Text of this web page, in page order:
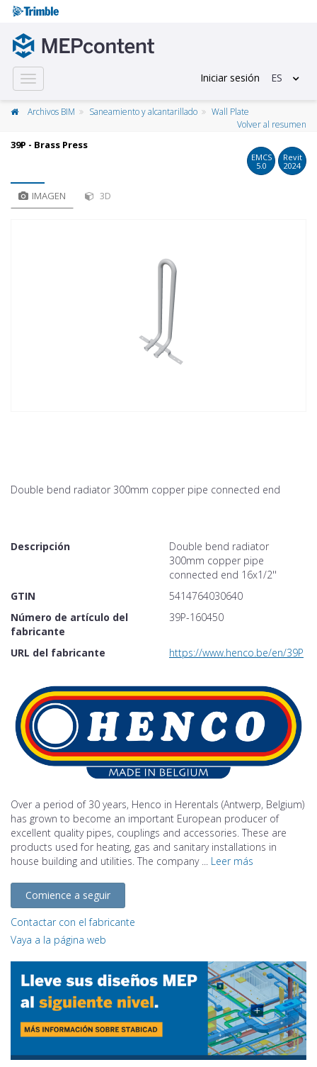
Toggle
navigation
Iniciar sesión ES
Archivos BIM Saneamiento y alcantarillado
Wall Plate
Volver al resumen
39P - Brass Press
EMCS
5.0
Revit
2024
IMAGEN 3D
Double bend radiator 300mm copper pipe connected end
Descripción
Double bend radiator
300mm copper pipe
connected end 16x1/2''
GTIN
5414764030640
Número de artículo del
fabricante
39P-160450
URL del fabricante https://www.henco.be/en/39P
Over a period of 30 years, Henco in Herentals (Antwerp, Belgium)
has grown to become an important European producer of
excellent quality pipes, couplings and accessories. These are
products used for heating, gas and sanitary installations in
house building and utilities. The company ... Leer más
Comience a seguir
Contactar con el fabricante
Vaya a la página web